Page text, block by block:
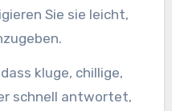
Sie sie leicht,
kluge, chillige,
schnell antwortet,